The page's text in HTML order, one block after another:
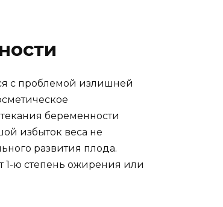
с проблемой излишней
беременности
избыток веса не
развития плода.
1-ю степень ожирения или